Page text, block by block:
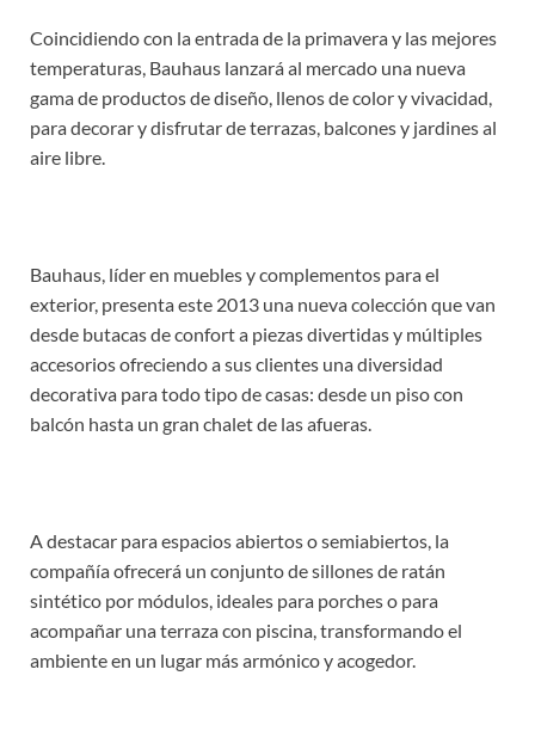
Coincidiendo con la entrada de la primavera y las mejores
temperaturas, Bauhaus lanzará al mercado una nueva
gama de productos de diseño, llenos de color y vivacidad,
para decorar y disfrutar de terrazas, balcones y jardines al
aire libre.
Bauhaus, líder en muebles y complementos para el
exterior, presenta este 2013 una nueva colección que van
desde butacas de confort a piezas divertidas y múltiples
accesorios ofreciendo a sus clientes una diversidad
decorativa para todo tipo de casas: desde un piso con
balcón hasta un gran chalet de las afueras.
A destacar para espacios abiertos o semiabiertos, la
compañía ofrecerá un conjunto de sillones de ratán
sintético por módulos, ideales para porches o para
acompañar una terraza con piscina, transformando el
ambiente en un lugar más armónico y acogedor.